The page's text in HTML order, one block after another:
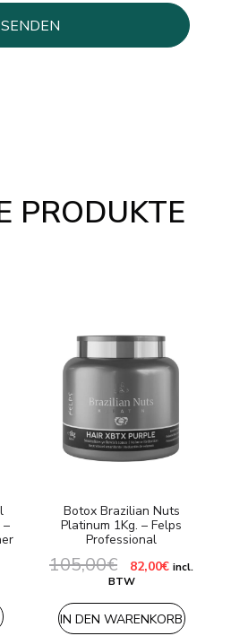
PRODUKTE
Botox Brazilian Nuts
Platinum 1Kg. – Felps
Professional
105,00€ Ursprünglicher
Preis
war:
105,00€
82,00€Aktueller
82,00€.
incl.
BTW
IN DEN WARENKORB